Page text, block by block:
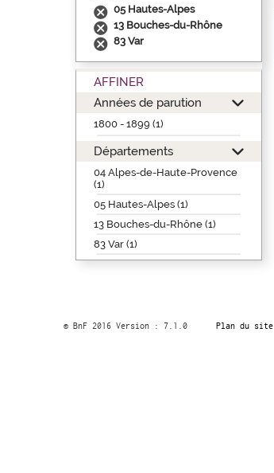
05 Hautes-Alpes
13 Bouches-du-Rhône
83 Var
AFFINER
Années de parution
1800 - 1899 (1)
Départements
04 Alpes-de-Haute-Provence
(1)
05 Hautes-Alpes (1)
13 Bouches-du-Rhône (1)
83 Var (1)
© BnF 2016 Version : 7.1.0 Plan du site